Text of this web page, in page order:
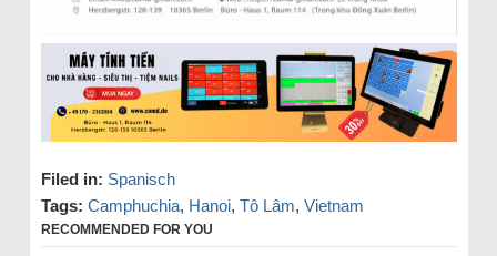
Filed in: Spanisch
Tags: Camphuchia, Hanoi, Tô Lâm, Vietnam
RECOMMENDED FOR YOU